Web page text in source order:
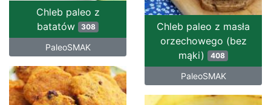
Chleb paleo z
batatów 308
PaleoSMAK
Chleb paleo z masła
orzechowego (bez
mąki) 408
PaleoSMAK